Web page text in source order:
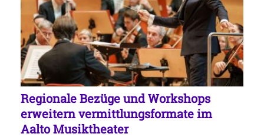
Regionale Bezüge und Workshops
erweitern vermittlungsformate im
Aalto Musiktheater